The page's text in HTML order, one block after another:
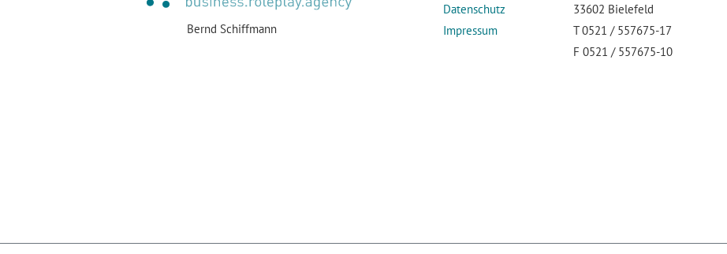
Bernd Schiffmann
Datenschutz
Impressum
33602 Bielefeld
T 0521 / 557675-17
F 0521 / 557675-10